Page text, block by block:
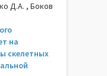
Д.А. , Боков
на
скелетных